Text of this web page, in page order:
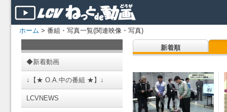
ホーム > 番組・写真一覧(関連映像・写真)
◆新着動画
↓【★ O.A.中の番組 ★】↓
LCVNEWS
新着順